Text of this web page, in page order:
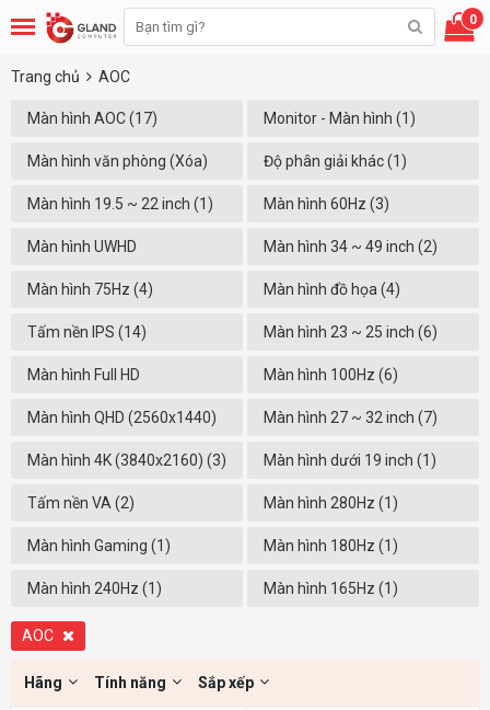
0
Trang chủ AOC
Màn hình AOC (17) Monitor - Màn hình (1)
Màn hình văn phòng (Xóa) Độ phân giải khác (1)
Màn hình 19.5 ~ 22 inch (1) Màn hình 60Hz (3)
Màn hình UWHD
(2560X1080) (2)
Màn hình 34 ~ 49 inch (2)
Màn hình 75Hz (4) Màn hình đồ họa (4)
Tấm nền IPS (14) Màn hình 23 ~ 25 inch (6)
Màn hình Full HD
(1920x1080) (10)
Màn hình 100Hz (6)
Màn hình QHD (2560x1440)
(1)
Màn hình 27 ~ 32 inch (7)
Màn hình 4K (3840x2160) (3) Màn hình dưới 19 inch (1)
Tấm nền VA (2) Màn hình 280Hz (1)
Màn hình Gaming (1) Màn hình 180Hz (1)
Màn hình 240Hz (1) Màn hình 165Hz (1)
AOC
Hãng Tính năng Sắp xếp